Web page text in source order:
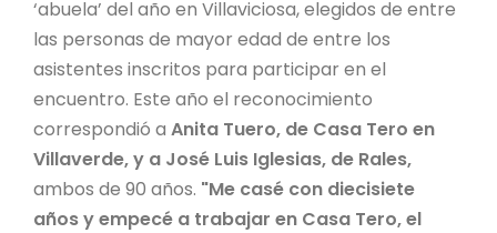
‘abuela’ del año en Villaviciosa, elegidos de entre
las personas de mayor edad de entre los
asistentes inscritos para participar en el
encuentro. Este año el reconocimiento
correspondió a Anita Tuero, de Casa Tero en
Villaverde, y a José Luis Iglesias, de Rales,
ambos de 90 años. "Me casé con diecisiete
años y empecé a trabajar en Casa Tero, el